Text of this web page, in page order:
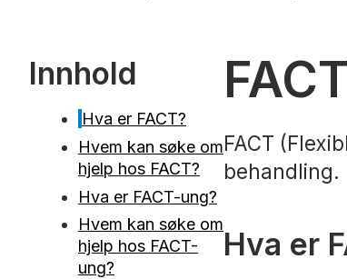
Innhold
Hva er FACT?
Hvem kan søke om
hjelp hos FACT?
Hva er FACT-ung?
Hvem kan søke om
hjelp hos FACT-
ung?
FACT
behandling.
Hva er